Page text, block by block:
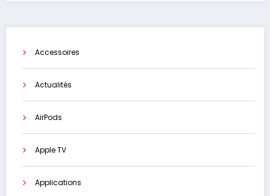
Accessoires
Actualités
AirPods
Apple TV
Applications